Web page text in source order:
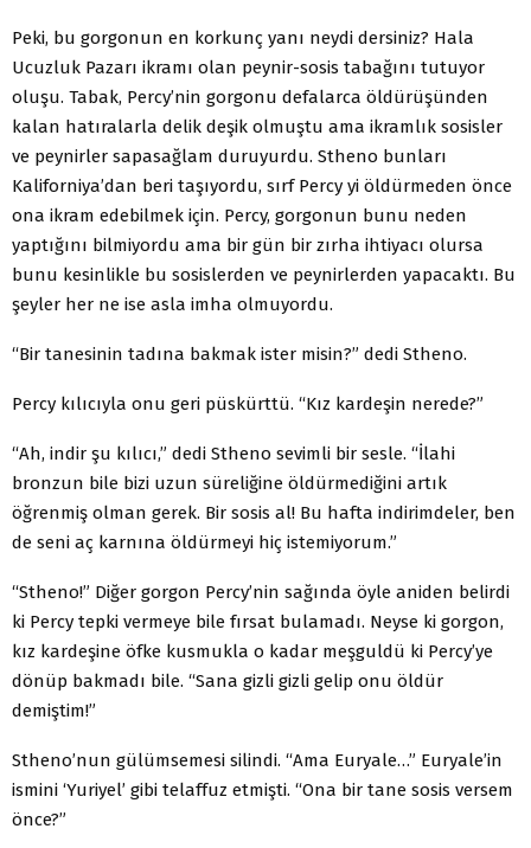
Peki, bu gorgonun en korkunç yanı neydi dersiniz? Hala
Ucuzluk Pazarı ikramı olan peynir-sosis tabağını tutuyor
oluşu. Tabak, Percy’nin gorgonu defalarca öldürüşünden
kalan hatıralarla delik deşik olmuştu ama ikramlık sosisler
ve peynirler sapasağlam duruyurdu. Stheno bunları
Kaliforniya’dan beri taşıyordu, sırf Percy yi öldürmeden önce
ona ikram edebilmek için. Percy, gorgonun bunu neden
yaptığını bilmiyordu ama bir gün bir zırha ihtiyacı olursa
bunu kesinlikle bu sosislerden ve peynirlerden yapacaktı. Bu
şeyler her ne ise asla imha olmuyordu.
“Bir tanesinin tadına bakmak ister misin?” dedi Stheno.
Percy kılıcıyla onu geri püskürttü. “Kız kardeşin nerede?”
“Ah, indir şu kılıcı,” dedi Stheno sevimli bir sesle. “İlahi
bronzun bile bizi uzun süreliğine öldürmediğini artık
öğrenmiş olman gerek. Bir sosis al! Bu hafta indirimdeler, ben
de seni aç karnına öldürmeyi hiç istemiyorum.”
“Stheno!” Diğer gorgon Percy’nin sağında öyle aniden belirdi
ki Percy tepki vermeye bile fırsat bulamadı. Neyse ki gorgon,
kız kardeşine öfke kusmukla o kadar meşguldü ki Percy’ye
dönüp bakmadı bile. “Sana gizli gizli gelip onu öldür
demiştim!”
Stheno’nun gülümsemesi silindi. “Ama Euryale…” Euryale’in
ismini ‘Yuriyel’ gibi telaffuz etmişti. “Ona bir tane sosis versem
önce?”